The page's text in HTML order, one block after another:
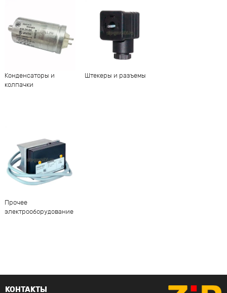
Конденсаторы и
колпачки
Штекеры и разъемы
Прочее
электрооборудование
КОНТАКТЫ